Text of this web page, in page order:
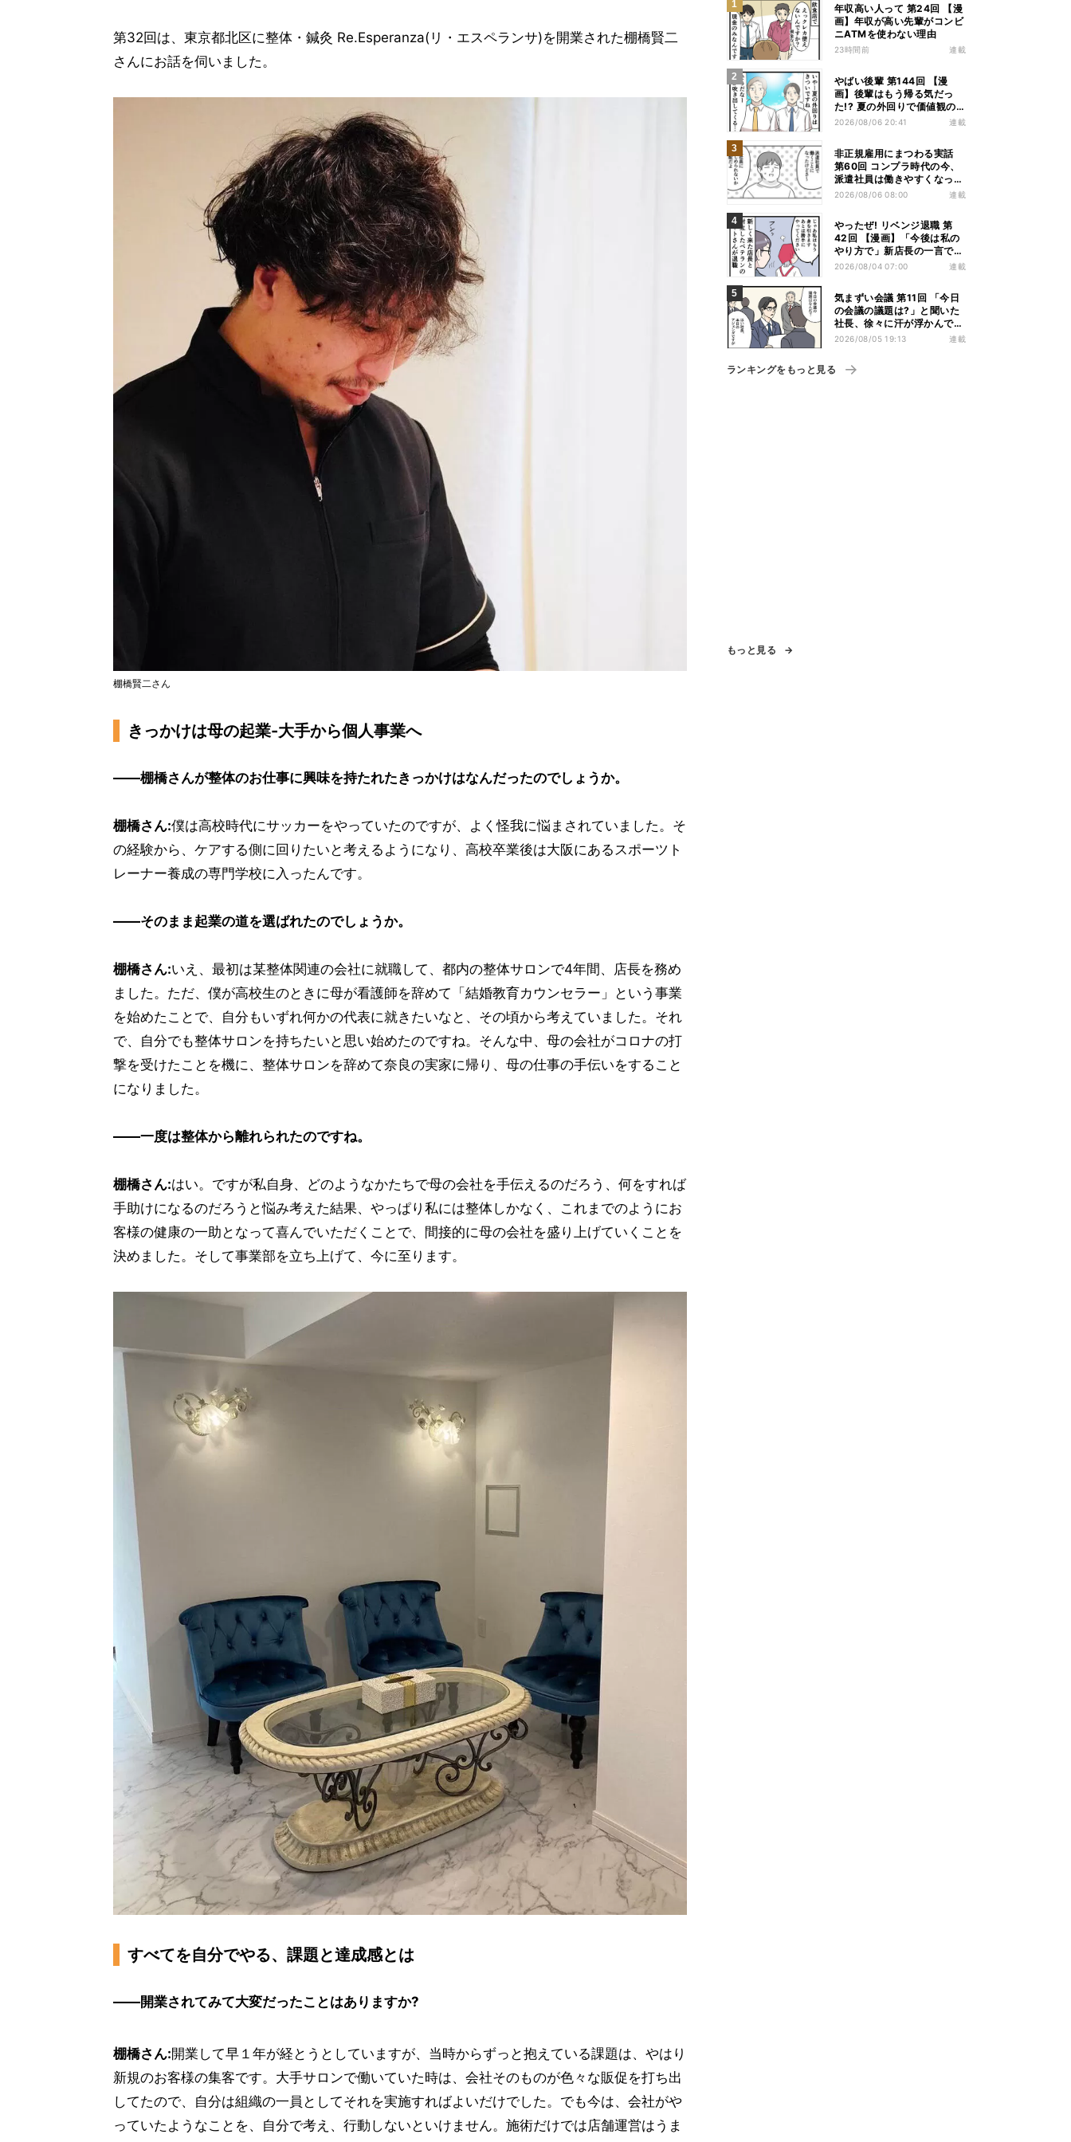
第32回は、東京都北区に整体・鍼灸 Re.Esperanza(リ・エスペランサ)を開業された棚橋賢二
さんにお話を伺いました。
棚橋賢二さん
きっかけは母の起業-大手から個人事業へ
――棚橋さんが整体のお仕事に興味を持たれたきっかけはなんだったのでしょうか。
棚橋さん:僕は高校時代にサッカーをやっていたのですが、よく怪我に悩まされていました。そ
の経験から、ケアする側に回りたいと考えるようになり、高校卒業後は大阪にあるスポーツト
レーナー養成の専門学校に入ったんです。
――そのまま起業の道を選ばれたのでしょうか。
棚橋さん:いえ、最初は某整体関連の会社に就職して、都内の整体サロンで4年間、店長を務め
ました。ただ、僕が高校生のときに母が看護師を辞めて「結婚教育カウンセラー」という事業
を始めたことで、自分もいずれ何かの代表に就きたいなと、その頃から考えていました。それ
で、自分でも整体サロンを持ちたいと思い始めたのですね。そんな中、母の会社がコロナの打
撃を受けたことを機に、整体サロンを辞めて奈良の実家に帰り、母の仕事の手伝いをすること
になりました。
――一度は整体から離れられたのですね。
棚橋さん:はい。ですが私自身、どのようなかたちで母の会社を手伝えるのだろう、何をすれば
手助けになるのだろうと悩み考えた結果、やっぱり私には整体しかなく、これまでのようにお
客様の健康の一助となって喜んでいただくことで、間接的に母の会社を盛り上げていくことを
決めました。そして事業部を立ち上げて、今に至ります。
すべてを自分でやる、課題と達成感とは
――開業されてみて大変だったことはありますか?
棚橋さん:開業して早１年が経とうとしていますが、当時からずっと抱えている課題は、やはり
新規のお客様の集客です。大手サロンで働いていた時は、会社そのものが色々な販促を打ち出
してたので、自分は組織の一員としてそれを実施すればよいだけでした。でも今は、会社がや
っていたようなことを、自分で考え、行動しないといけません。施術だけでは店舗運営はうま
年収高い人って 第24回 【漫
画】年収が高い先輩がコンビ
ニATMを使わない理由
23時間前 連載
やばい後輩 第144回 【漫
画】後輩はもう帰る気だっ
た!? 夏の外回りで価値観の
違いを実感
2026/08/06 20:41 連載
非正規雇用にまつわる実話
第60回 コンプラ時代の今、
派遣社員は働きやすくなっ
た?
2026/08/06 08:00 連載
やったぜ! リベンジ退職 第
42回 【漫画】「今後は私の
やり方で」新店長の一言でベ
テラン退職→崩壊した現場
2026/08/04 07:00 連載
気まずい会議 第11回 「今日
の会議の議題は?」と聞いた
社長、徐々に汗が浮かんでき
た
2026/08/05 19:13 連載
ランキングをもっと見る
もっと見る